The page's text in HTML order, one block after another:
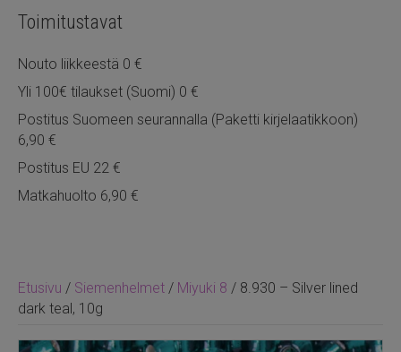
Etusivu / Siemenhelmet / Miyuki 8 / 8.930 – Silver lined
dark teal, 10g
Toimitustavat
Nouto liikkeestä 0 €
Yli 100€ tilaukset (Suomi) 0 €
Postitus Suomeen seurannalla (Paketti kirjelaatikkoon)
6,90 €
Postitus EU 22 €
Matkahuolto 6,90 €